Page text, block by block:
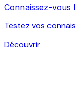
Connaissez-vous
Testez vos
Découvrir